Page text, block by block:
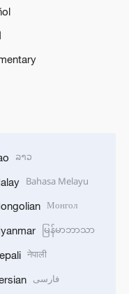
ລາວ
Bahasa Melayu
Монгол
မြန်မာဘာသာ
नेपाली
فارسی